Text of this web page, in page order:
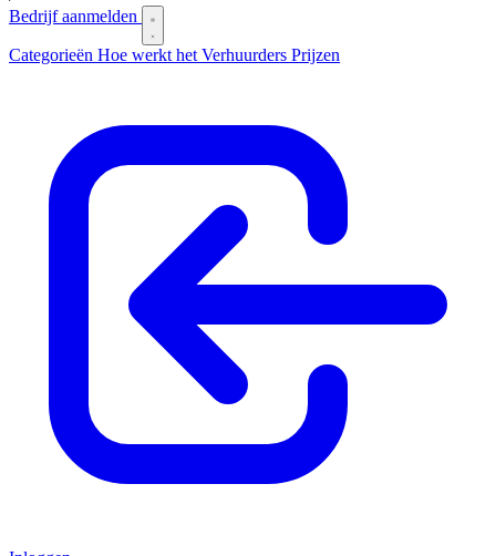
Bedrijf aanmelden
Categorieën Hoe werkt het Verhuurders Prijzen